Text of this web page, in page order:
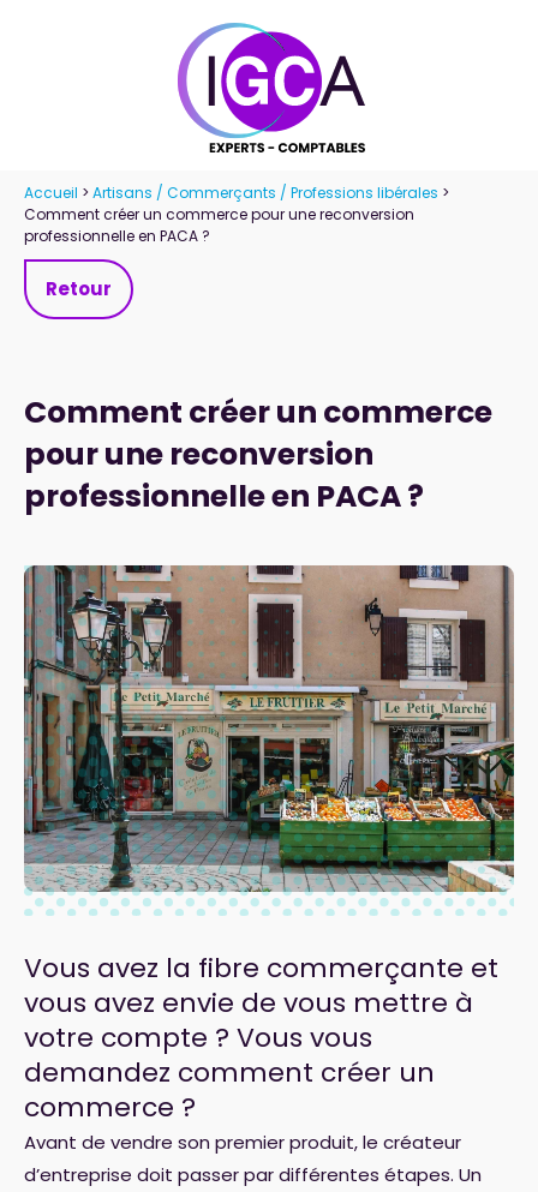
Accueil > Artisans / Commerçants / Professions libérales >
Comment créer un commerce pour une reconversion
professionnelle en PACA ?
Retour
Comment créer un commerce
pour une reconversion
professionnelle en PACA ?
Vous avez la fibre commerçante et
vous avez envie de vous mettre à
votre compte ? Vous vous
demandez comment créer un
commerce ?
Avant de vendre son premier produit, le créateur
d’entreprise doit passer par différentes étapes. Un